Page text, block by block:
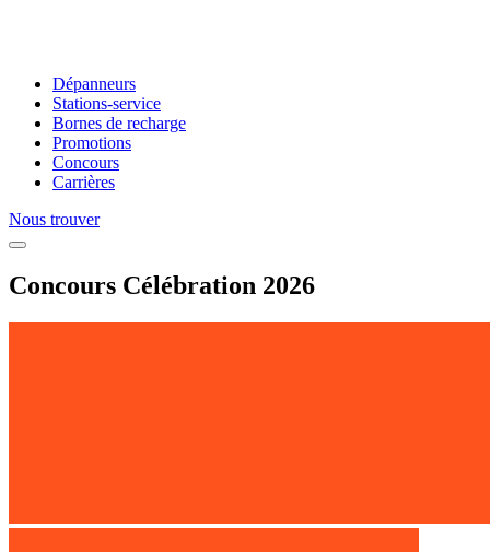
Dépanneurs
Stations-service
Bornes de recharge
Promotions
Concours
Carrières
Nous trouver
Concours Célébration 2026